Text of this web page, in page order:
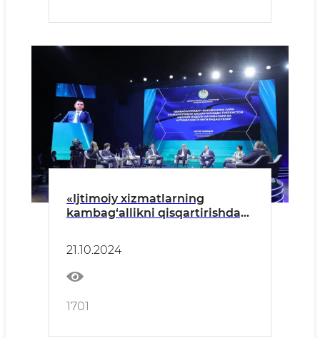
«Ijtimoiy xizmatlarning
kambag‘allikni qisqartirishdagi
21.10.2024
1701